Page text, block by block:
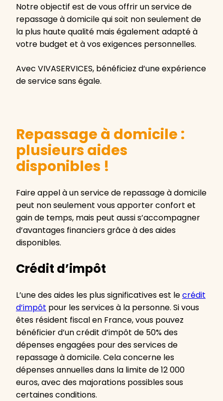
Notre objectif est de vous offrir un service de
repassage à domicile qui soit non seulement de
la plus haute qualité mais également adapté à
votre budget et à vos exigences personnelles.
Avec VIVASERVICES, bénéficiez d’une expérience
de service sans égale.
Repassage à domicile :
plusieurs aides
disponibles !
Faire appel à un service de repassage à domicile
peut non seulement vous apporter confort et
gain de temps, mais peut aussi s’accompagner
d’avantages financiers grâce à des aides
disponibles.
Crédit d’impôt
L’une des aides les plus significatives est lecrédit
d’impôt pour les services à la personne. Si vous
êtes résident fiscal en France, vous pouvez
bénéficier d’un crédit d’impôt de 50% des
dépenses engagées pour des services de
repassage à domicile. Cela concerne les
dépenses annuelles dans la limite de 12 000
euros, avec des majorations possibles sous
certaines conditions.